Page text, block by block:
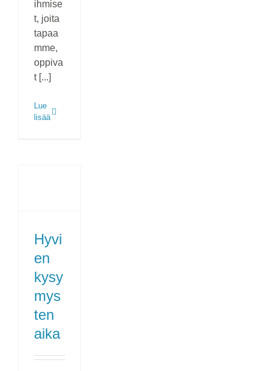
ihmise
t, joita
tapaa
mme,
oppiva
t [...]
Lue
lisää
Hyvi
en
kysy
mys
ten
aika